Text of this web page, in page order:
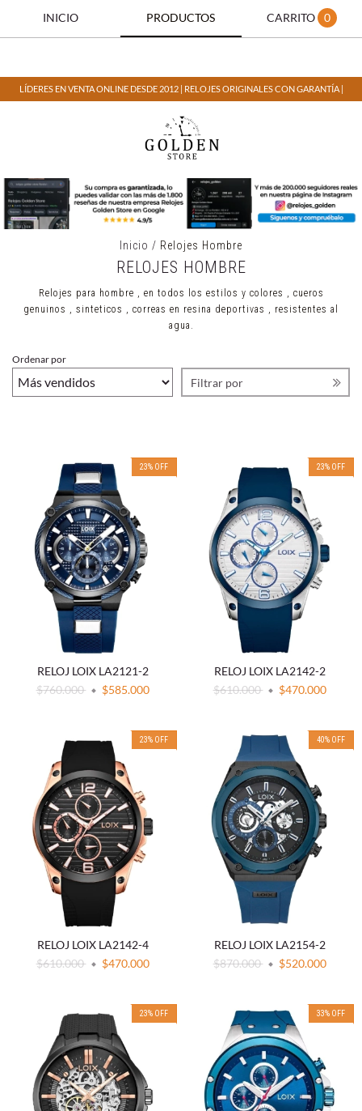
INICIO PRODUCTOS CARRITO 0
LÍDERES EN VENTA ONLINE DESDE 2012 | RELOJES ORIGINALES CON GARANTÍA |
Inicio / Relojes Hombre
RELOJES HOMBRE
Relojes para hombre , en todos los estilos y colores , cueros
genuinos , sinteticos , correas en resina deportivas , resistentes al
agua.
Ordenar por
Filtrar por
23% OFF
RELOJ LOIX LA2121-2
$760.000
$585.000
23% OFF
RELOJ LOIX LA2142-2
$610.000
$470.000
23% OFF
RELOJ LOIX LA2142-4
$610.000
$470.000
40% OFF
RELOJ LOIX LA2154-2
$870.000
$520.000
23% OFF 33% OFF